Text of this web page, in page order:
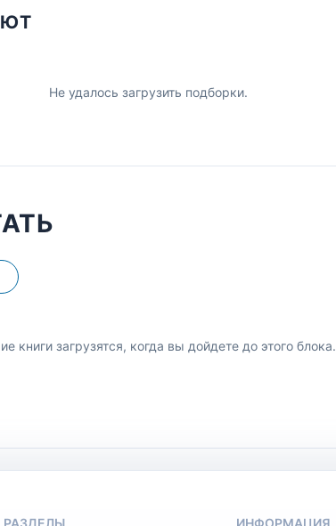
Не удалось загрузить подборки.
книги загрузятся, когда вы дойдете до этого блока.
РАЗДЕЛЫ ИНФОРМАЦИЯ